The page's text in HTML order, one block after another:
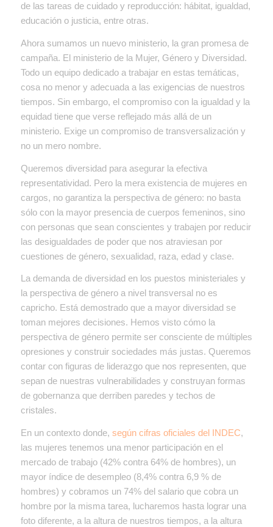
de las tareas de cuidado y reproducción: hábitat, igualdad,
educación o justicia, entre otras.
Ahora sumamos un nuevo ministerio, la gran promesa de
campaña. El ministerio de la Mujer, Género y Diversidad.
Todo un equipo dedicado a trabajar en estas temáticas,
cosa no menor y adecuada a las exigencias de nuestros
tiempos. Sin embargo, el compromiso con la igualdad y la
equidad tiene que verse reflejado más allá de un
ministerio. Exige un compromiso de transversalización y
no un mero nombre.
Queremos diversidad para asegurar la efectiva
representatividad. Pero la mera existencia de mujeres en
cargos, no garantiza la perspectiva de género: no basta
sólo con la mayor presencia de cuerpos femeninos, sino
con personas que sean conscientes y trabajen por reducir
las desigualdades de poder que nos atraviesan por
cuestiones de género, sexualidad, raza, edad y clase.
La demanda de diversidad en los puestos ministeriales y
la perspectiva de género a nivel transversal no es
capricho. Está demostrado que a mayor diversidad se
toman mejores decisiones. Hemos visto cómo la
perspectiva de género permite ser consciente de múltiples
opresiones y construir sociedades más justas. Queremos
contar con figuras de liderazgo que nos representen, que
sepan de nuestras vulnerabilidades y construyan formas
de gobernanza que derriben paredes y techos de
cristales.
En un contexto donde, según cifras oficiales del INDEC,
las mujeres tenemos una menor participación en el
mercado de trabajo (42% contra 64% de hombres), un
mayor índice de desempleo (8,4% contra 6,9 % de
hombres) y cobramos un 74% del salario que cobra un
hombre por la misma tarea, lucharemos hasta lograr una
foto diferente, a la altura de nuestros tiempos, a la altura